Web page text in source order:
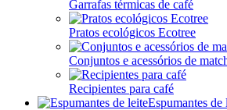
Garrafas térmicas de café
Pratos ecológicos Ecotree
Conjuntos e acessórios de
Recipientes para café
Espumantes de